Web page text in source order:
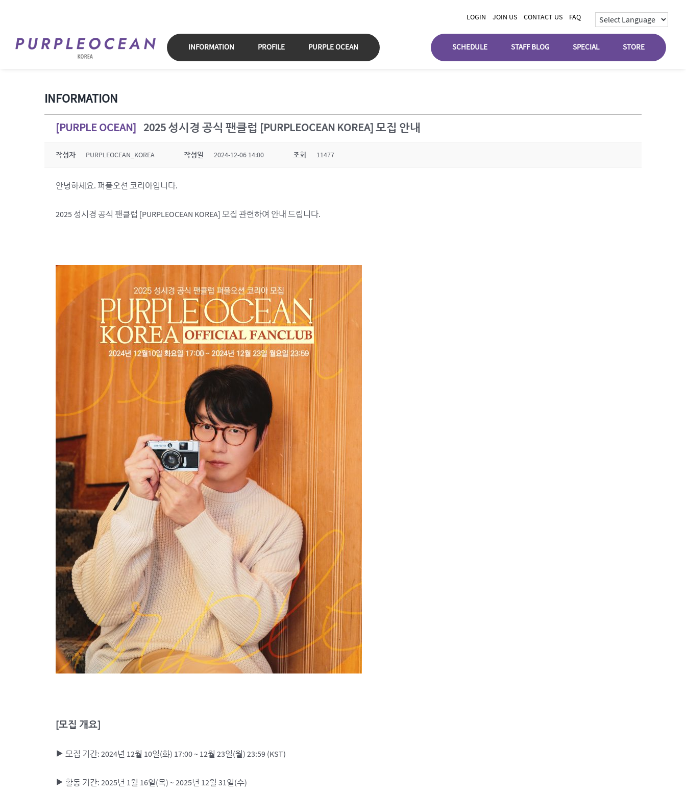
LOGIN JOIN US CONTACT US FAQ
INFORMATION PROFILE PURPLE OCEAN SCHEDULE STAFF BLOG SPECIAL STORE
INFORMATION
[PURPLE OCEAN] 2025 성시경 공식 팬클럽 [PURPLEOCEAN KOREA] 모집 안내
작성자 PURPLEOCEAN_KOREA 작성일 2024-12-06 14:00 조회 11477
안녕하세요. 퍼플오션 코리아입니다.
2025 성시경 공식 팬클럽 [PURPLEOCEAN KOREA] 모집 관련하여 안내 드립니다.
[모집 개요]
▶ 모집 기간: 2024년 12월 10일(화) 17:00 ~ 12월 23일(월) 23:59 (KST)
▶ 활동 기간: 2025년 1월 16일(목) ~ 2025년 12월 31일(수)